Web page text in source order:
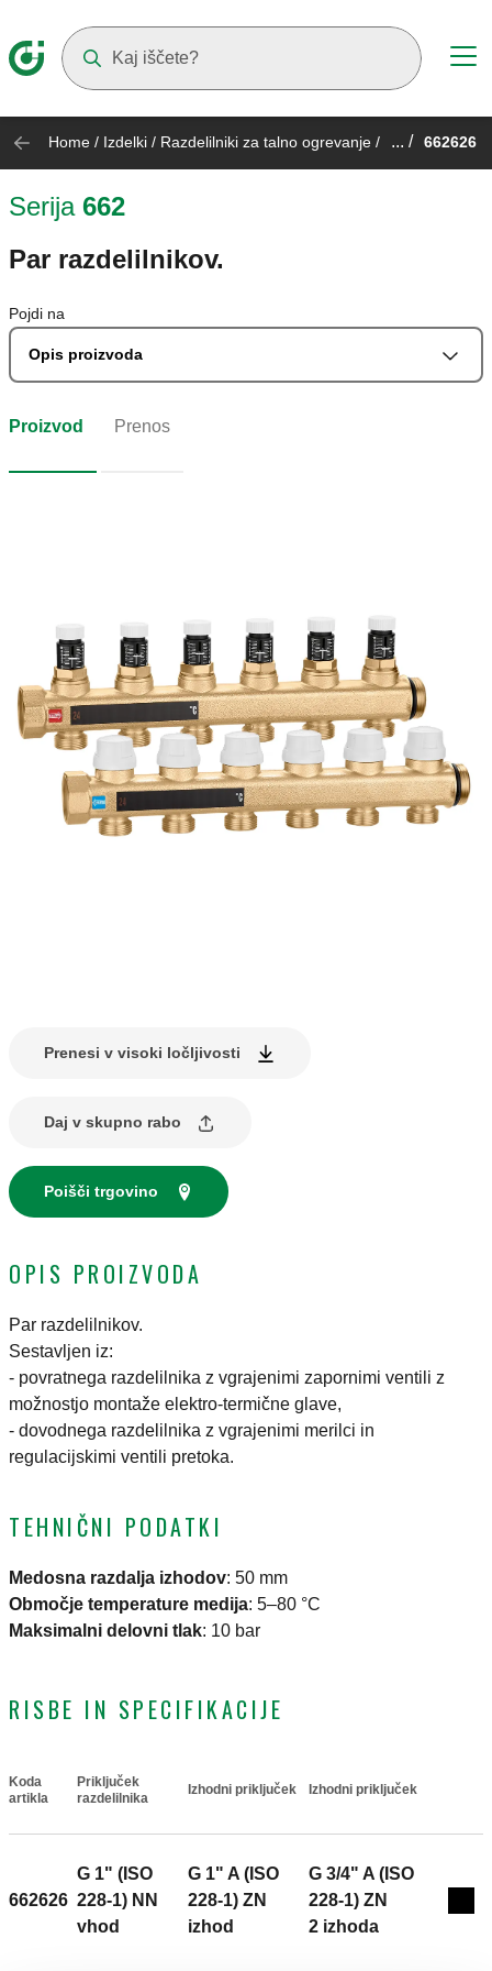
Home / Izdelki / Razdelilniki za talno ogrevanje / ... / 662626
Serija 662
Par razdelilnikov.
Pojdi na
Opis proizvoda
Proizvod Prenos
Prenesi v visoki ločljivosti
Daj v skupno rabo
Poišči trgovino
OPIS PROIZVODA
Par razdelilnikov.
Sestavljen iz:
- povratnega razdelilnika z vgrajenimi zapornimi ventili z
možnostjo montaže elektro-termične glave,
- dovodnega razdelilnika z vgrajenimi merilci in
regulacijskimi ventili pretoka.
TEHNIČNI PODATKI
Medosna razdalja izhodov: 50 mm
Območje temperature medija: 5–80 °C
Maksimalni delovni tlak: 10 bar
RISBE IN SPECIFIKACIJE
Koda
artikla
Priključek
razdelilnika
Izhodni priključek Izhodni priključek
662626
G 1" (ISO
228-1) NN
vhod
G 1" A (ISO
228-1) ZN
izhod
G 3/4" A (ISO
228-1) ZN
2 izhoda